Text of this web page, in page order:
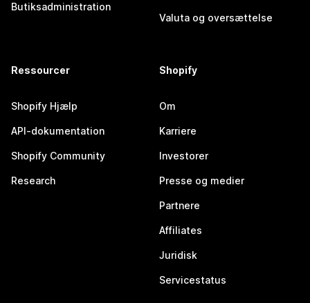
Butiksadministration
Valuta og oversættelse
Ressourcer
Shopify Hjælp
API-dokumentation
Shopify Community
Research
Shopify
Om
Karriere
Investorer
Presse og medier
Partnere
Affiliates
Juridisk
Servicestatus